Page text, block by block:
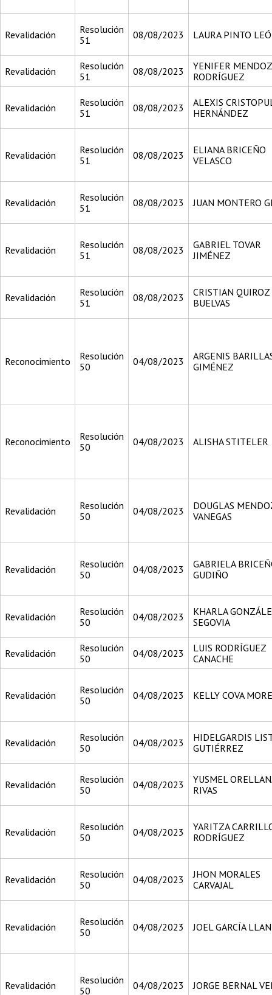
Revalidación
Resolución
51
08/08/2023 LAURA PINTO
Revalidación
Resolución
51
08/08/2023
YENIFER
RODRÍGUEZ
Revalidación
Resolución
51
08/08/2023
ALEXIS
HERNÁNDEZ
Revalidación
Resolución
51
08/08/2023
ELIANA BRICEÑO
VELASCO
Revalidación
Resolución
51
08/08/2023 JUAN MONTERO
Revalidación
Resolución
51
08/08/2023
GABRIEL TOVAR
JIMÉNEZ
Revalidación
Resolución
51
08/08/2023
CRISTIAN QUIROZ
BUELVAS
Reconocimiento
Resolución
50
04/08/2023
ARGENIS
GIMÉNEZ
Reconocimiento
Resolución
50
04/08/2023 ALISHA STITELER
Revalidación
Resolución
50
04/08/2023
DOUGLAS
VANEGAS
Revalidación
Resolución
50
04/08/2023
GABRIELA
GUDIÑO
Revalidación
Resolución
50
04/08/2023
KHARLA
SEGOVIA
Revalidación
Resolución
50
04/08/2023
LUIS RODRÍGUEZ
CANACHE
Revalidación
Resolución
50
04/08/2023 KELLY COVA
Revalidación
Resolución
50
04/08/2023
HIDELGARDIS
GUTIÉRREZ
Revalidación
Resolución
50
04/08/2023
YUSMEL
RIVAS
Revalidación
Resolución
50
04/08/2023
YARITZA
RODRÍGUEZ
Revalidación
Resolución
50
04/08/2023
JHON MORALES
CARVAJAL
Revalidación
Resolución
50
04/08/2023 JOEL GARCÍA
Revalidación
Resolución
50
04/08/2023 JORGE BERNAL